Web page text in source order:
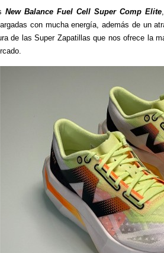
New Balance Fuel Cell Super Comp Elite
con mucha energía, además de un
de las Super Zapatillas que nos ofrece la